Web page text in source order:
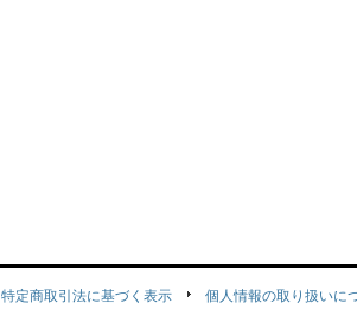
特定商取引法に基づく表示 個人情報の取り扱いに